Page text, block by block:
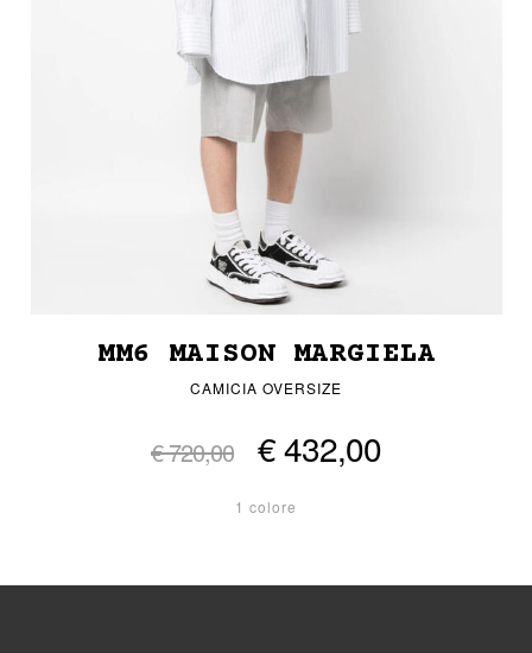
MM6 MAISON MARGIELA
CAMICIA OVERSIZE
€ 720,00 € 432,00
1 colore